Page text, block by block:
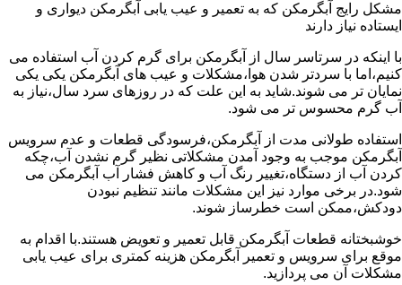
مشکل رایج آبگرمکن که به تعمیر و عیب یابی آبگرمکن دیواری و
ایستاده نیاز دارند
با اینکه در سرتاسر سال از آبگرمکن برای گرم کردن آب استفاده می
کنیم،اما با سردتر شدن هوا،مشکلات و عیب های آبگرمکن یکی یکی
نمایان تر می شوند.شاید به این علت که در روزهای سرد سال،نیاز به
آب گرم محسوس تر می شود.
استفاده طولانی مدت از آبگرمکن،فرسودگی قطعات و عدم سرویس
آبگرمکن موجب به وجود آمدن مشکلاتی نظیر گرم نشدن آب،چکه
کردن آب از دستگاه،تغییر رنگ آب و کاهش فشار آب آبگرمکن می
شود.در برخی موارد نیز این مشکلات مانند تنظیم نبودن
دودکش،ممکن است خطرساز شوند.
خوشبختانه قطعات آبگرمکن قابل تعمیر و تعویض هستند.با اقدام به
موقع برای سرویس و تعمیر آبگرمکن هزینه کمتری برای عیب یابی
مشکلات آن می پردازید.